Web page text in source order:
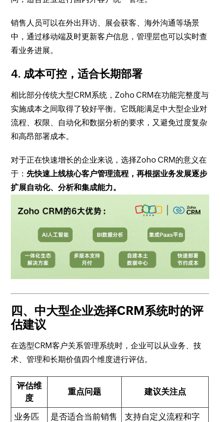
销售人员可以在外出拜访、展会获客、海外沟通等场景
中，通过移动端及时更新客户信息，管理层也可以实时查
看业务进展。
4. 成本可控，适合长期部署
相比部分传统大型CRM系统，Zoho CRM在功能完整度与
实施成本之间取得了较好平衡。它既能满足中大型企业对
流程、权限、自动化和数据分析的要求，又避免过度复杂
和高昂部署成本。
对于正在快速增长的企业来说，选择Zoho CRM的意义在
于：先快速上线核心客户管理流程，再根据业务发展逐步
扩展自动化、分析和集成能力。
四、中大型企业选择CRM系统时的评
估建议
在选型CRM客户关系管理系统时，企业可以从业务、技
术、管理和长期价值四个维度进行评估。
评估维
度
重点问题 建议关注点
业务匹 是否适合当前销售 支持自定义流程和字